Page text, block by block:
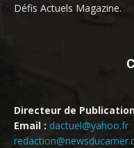
Défis Actuels Magazine.
Directeur de
Email : dactuel@yahoo.fr